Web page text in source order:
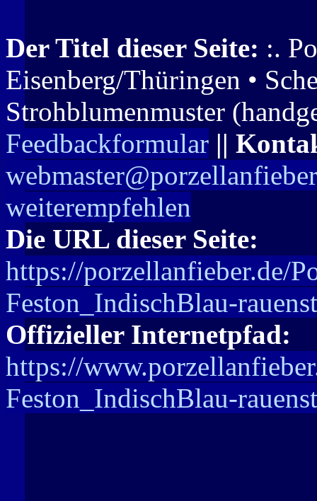
Der Titel dieser Seite: :.
Eisenberg/Thüringen •
Strohblumenmuster
Feedbackformular ||
weiterempfehlen
Die URL dieser Seite:
https://porzellanfieber.de/
Feston_IndischBlau-
Offizieller Internetpfad:
https://
Feston_IndischBlau-